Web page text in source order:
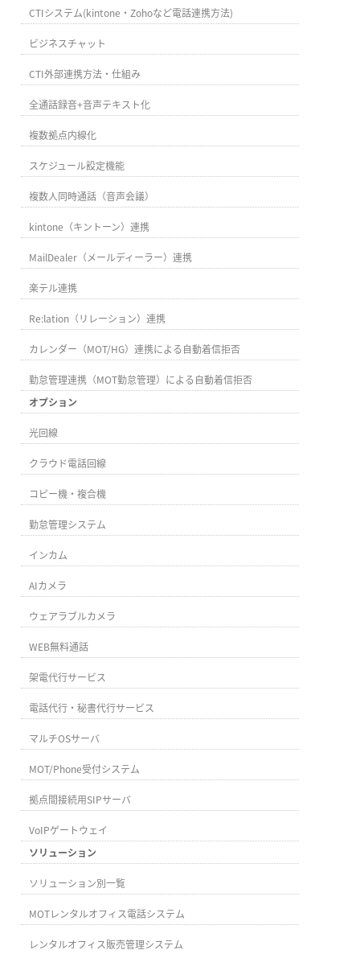
CTIシステム(kintone・Zohoなど電話連携方法)
ビジネスチャット
CTI外部連携方法・仕組み
全通話録音+音声テキスト化
複数拠点内線化
スケジュール設定機能
複数人同時通話（音声会議）
kintone（キントーン）連携
MailDealer（メールディーラー）連携
楽テル連携
Re:lation（リレーション）連携
カレンダー（MOT/HG）連携による自動着信拒否
勤怠管理連携（MOT勤怠管理）による自動着信拒否
オプション
光回線
クラウド電話回線
コピー機・複合機
勤怠管理システム
インカム
AIカメラ
ウェアラブルカメラ
WEB無料通話
架電代行サービス
電話代行・秘書代行サービス
マルチOSサーバ
MOT/Phone受付システム
拠点間接続用SIPサーバ
VoIPゲートウェイ
ソリューション
ソリューション別一覧
MOTレンタルオフィス電話システム
レンタルオフィス販売管理システム